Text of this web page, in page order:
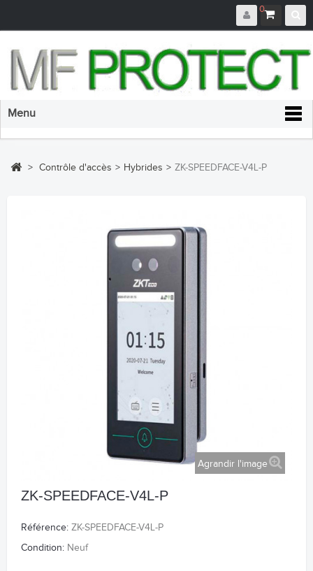
0
Menu
> Contrôle d'accès > Hybrides > ZK-SPEEDFACE-V4L-P
Agrandir l'image
ZK-SPEEDFACE-V4L-P
Référence: ZK-SPEEDFACE-V4L-P
Condition: Neuf